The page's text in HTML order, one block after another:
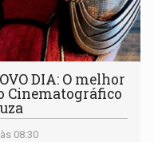
DIA: O melhor
Cinematográfico
08:30